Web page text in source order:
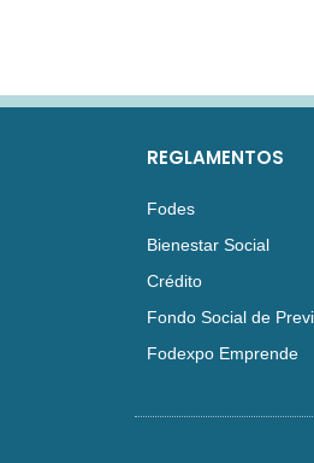
REGLAMENTOS
Fodes
Bienestar Social
Crédito
Fondo Social de
Fodexpo Emprende